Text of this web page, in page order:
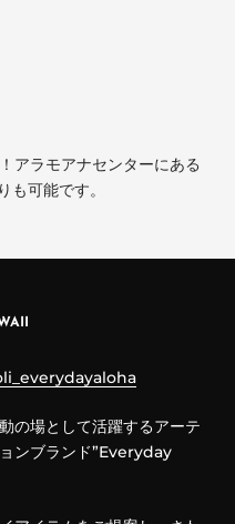
アラモアナセンターにある
も可能です。
の場として活躍するアーテ
ンブランド”Everyday